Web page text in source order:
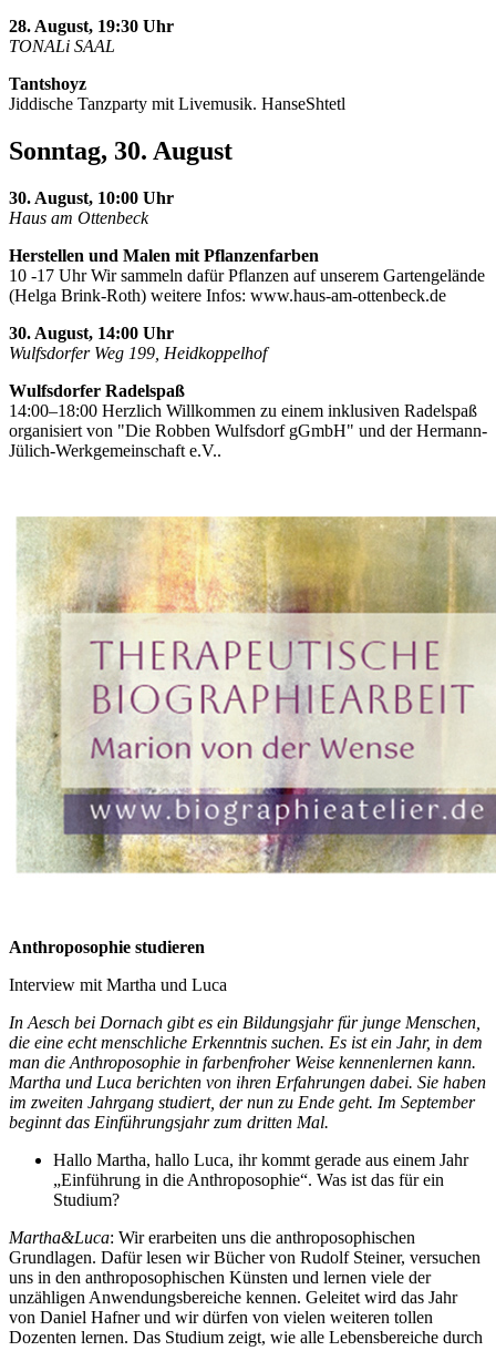
28. August, 19:30 Uhr
TONALi SAAL
Tantshoyz
Jiddische Tanzparty mit Livemusik. HanseShtetl
Sonntag, 30. August
30. August, 10:00 Uhr
Haus am Ottenbeck
Herstellen und Malen mit Pflanzenfarben
10 -17 Uhr Wir sammeln dafür Pflanzen auf unserem Gartengelände
(Helga Brink-Roth) weitere Infos: www.haus-am-ottenbeck.de
30. August, 14:00 Uhr
Wulfsdorfer Weg 199, Heidkoppelhof
Wulfsdorfer Radelspaß
14:00–18:00 Herzlich Willkommen zu einem inklusiven Radelspaß
organisiert von "Die Robben Wulfsdorf gGmbH" und der Hermann-
Jülich-Werkgemeinschaft e.V..
Anthroposophie studieren
Interview mit Martha und Luca
In Aesch bei Dornach gibt es ein Bildungsjahr für junge Menschen,
die eine echt menschliche Erkenntnis suchen. Es ist ein Jahr, in dem
man die Anthroposophie in farbenfroher Weise kennenlernen kann.
Martha und Luca berichten von ihren Erfahrungen dabei. Sie haben
im zweiten Jahrgang studiert, der nun zu Ende geht. Im September
beginnt das Einführungsjahr zum dritten Mal.
Hallo Martha, hallo Luca, ihr kommt gerade aus einem Jahr
„Einführung in die Anthroposophie“. Was ist das für ein
Studium?
Martha&Luca: Wir erarbeiten uns die anthroposophischen
Grundlagen. Dafür lesen wir Bücher von Rudolf Steiner, versuchen
uns in den anthroposophischen Künsten und lernen viele der
unzähligen Anwendungsbereiche kennen. Geleitet wird das Jahr
von Daniel Hafner und wir dürfen von vielen weiteren tollen
Dozenten lernen. Das Studium zeigt, wie alle Lebensbereiche durch